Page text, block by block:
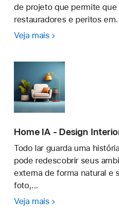
de projeto que permite
restauradores e peritos
Veja mais magicplan
Home IA - Design
Todo lar guarda uma
pode redescobrir seus
externa de forma natural e
foto,...
Veja mais Home